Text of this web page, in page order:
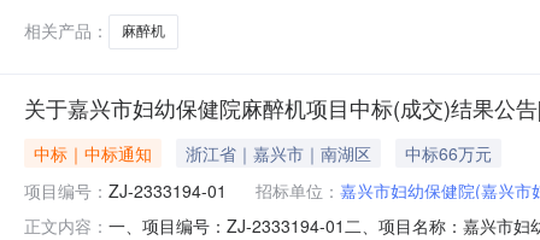
收时间202
相关产品：
麻醉机
关于嘉兴市妇幼保健院麻醉机项目中标(成交)结果公
中标｜中标通知 浙江省｜嘉兴市｜南湖区
中标66万元
项目编号： ZJ-2333194-01 招标单位： 嘉兴市妇幼保健院(嘉兴市
正文内容： 一、项目编号：ZJ-2333194-01二、项目名称：嘉兴市